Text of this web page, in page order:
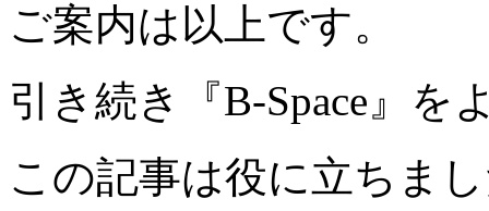
ご案内は以上です。
引き続き『B-Space』
この記事は役に立ちま